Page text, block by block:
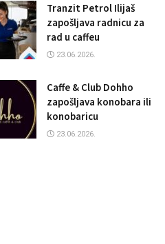
Tranzit Petrol Ilijaš
zapošljava radnicu za
rad u caffeu
23.06.2026.
Caffe & Club Dohho
zapošljava konobara ili
konobaricu
23.06.2026.